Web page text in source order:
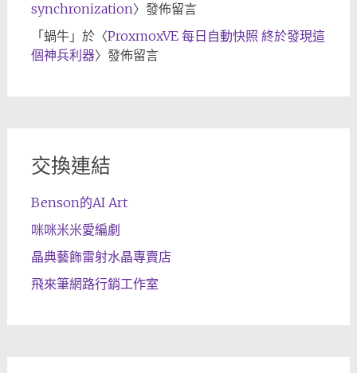
synchronization〉發佈留言
「 蝸牛」於〈ProxmoxVE 每日自動快照 終於發現這
個神兵利器〉發佈留言
交換連結
Benson的AI Art
咪咪米米愛編劇
晶典藝飾雷射水晶專賣店
飛來筆網路行銷工作室